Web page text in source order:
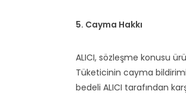
5. Cayma Hakkı
ALICI, sözleşme konusu
Tüketicinin cayma
bedeli ALICI tarafından